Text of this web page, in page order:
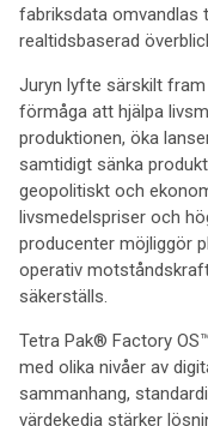
fabriksdata omvandlas
realtidsbaserad
Juryn lyfte särskilt
förmåga att hjälpa
produktionen, öka
samtidigt sänka
geopolitiskt och
livsmedelspriser och
producenter möjliggör
operativ
säkerställs.
Tetra Pak® Factory
med olika nivåer av
sammanhang,
värdekedja stärker